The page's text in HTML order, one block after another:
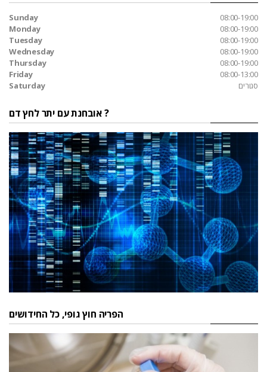
Sunday
08:00-19:00
Monday
08:00-19:00
Tuesday
08:00-19:00
Wednesday
08:00-19:00
Thursday
08:00-19:00
Friday
08:00-13:00
Saturday
סגורים
אובחנת עם יתר לחץ דם ?
הפריה חוץ גופי, כל החידושים